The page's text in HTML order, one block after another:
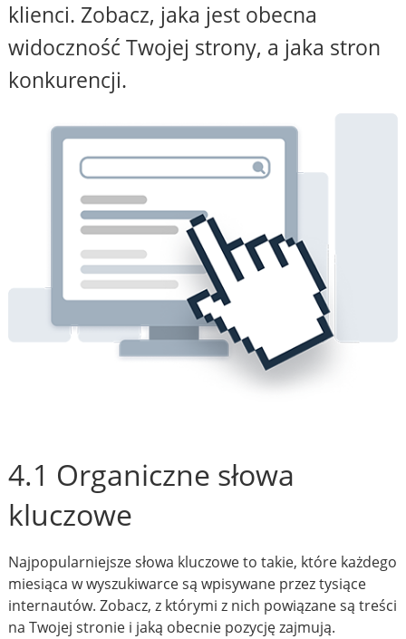
klienci. Zobacz, jaka jest obecna
widoczność Twojej strony, a jaka stron
konkurencji.
4.1 Organiczne słowa
kluczowe
Najpopularniejsze słowa kluczowe to takie, które każdego
miesiąca w wyszukiwarce są wpisywane przez tysiące
internautów. Zobacz, z którymi z nich powiązane są treści
na Twojej stronie i jaką obecnie pozycję zajmują.